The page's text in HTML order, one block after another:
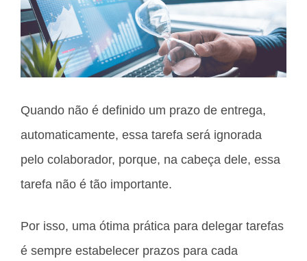
Quando não é definido um prazo de entrega,
automaticamente, essa tarefa será ignorada
pelo colaborador, porque, na cabeça dele, essa
tarefa não é tão importante.
Por isso, uma ótima prática para delegar tarefas
é sempre estabelecer prazos para cada